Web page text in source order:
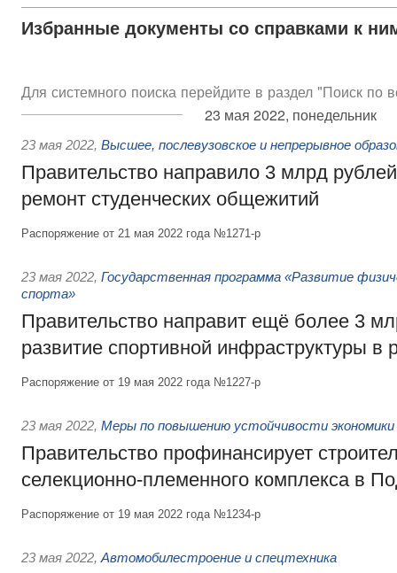
Избранные документы со справками к
Для системного поиска перейдите в раздел "Поиск по
23 мая 2022, понедельник
23 мая 2022, Высшее, послевузовское и непрерывное
Правительство направило 3 млрд
ремонт студенческих общежитий
Распоряжение от 21 мая 2022 года №1271-р
23 мая 2022, Государственная программа «Развитие
спорта»
Правительство направит ещё более 3
развитие спортивной инфраструктуры в
Распоряжение от 19 мая 2022 года №1227-р
23 мая 2022, Меры по повышению устойчивости экономики
Правительство профинансирует
селекционно-племенного комплекса в
Распоряжение от 19 мая 2022 года №1234-р
23 мая 2022, Автомобилестроение и спецтехника